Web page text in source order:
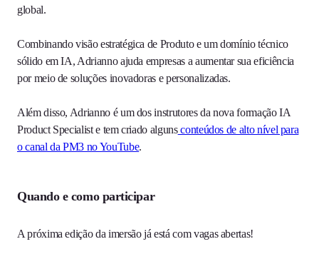
global.
Combinando visão estratégica de Produto e um domínio técnico
sólido em IA, Adrianno ajuda empresas a aumentar sua eficiência
por meio de soluções inovadoras e personalizadas.
Além disso, Adrianno é um dos instrutores da nova formação IA
Product Specialist e tem criado algunsconteúdos de alto nível para
o canal da PM3 no YouTube.
Quando e como participar
A próxima edição da imersão já está com vagas abertas!